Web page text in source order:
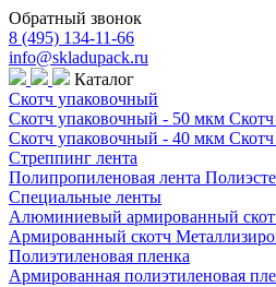
Обратный звонок
8 (495) 134-11-66
info@skladupack.ru
Каталог
Скотч упаковочный
Скотч упаковочный - 50 мкм
Скотч упаковочный - 40 мкм
Стреппинг лента
Полипропиленовая лента
Специальные ленты
Алюминиевый армированный
Армированный скотч
Полиэтиленовая пленка
Армированная полиэтиленовая